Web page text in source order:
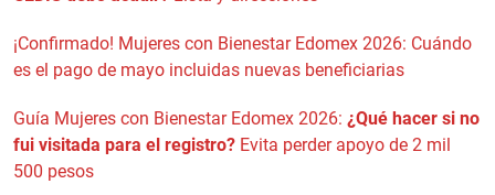
¡Confirmado! Mujeres con Bienestar Edomex 2026: Cuándo
es el pago de mayo incluidas nuevas beneficiarias
Guía Mujeres con Bienestar Edomex 2026: ¿Qué hacer si no
fui visitada para el registro? Evita perder apoyo de 2 mil
500 pesos